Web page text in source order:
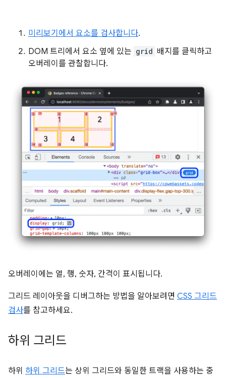
미리보기에서 요소를 검사합니다.
DOM 트리에서 요소 옆에 있는 grid 배지를 클릭하고
오버레이를 관찰합니다.
오버레이에는 열, 행, 숫자, 간격이 표시됩니다.
그리드 레이아웃을 디버그하는 방법을 알아보려면 CSS 그리드
검사를 참고하세요.
하위 그리드
하위 하위 그리드는 상위 그리드와 동일한 트랙을 사용하는 중